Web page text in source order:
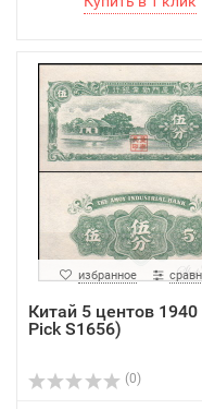
избранное
Китай 5 центов 1940
Pick S1656)
(0)